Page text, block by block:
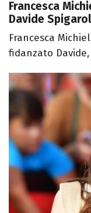
Francesca
Davide
Francesca
fidanzato